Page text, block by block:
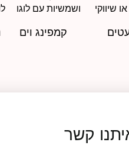
קמפינג וים
קשר